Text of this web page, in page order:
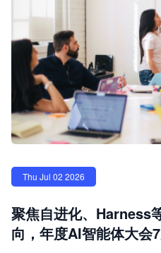
Thu Jul 02 2026
聚焦自进化、Harness
向，年度AI智能体大会